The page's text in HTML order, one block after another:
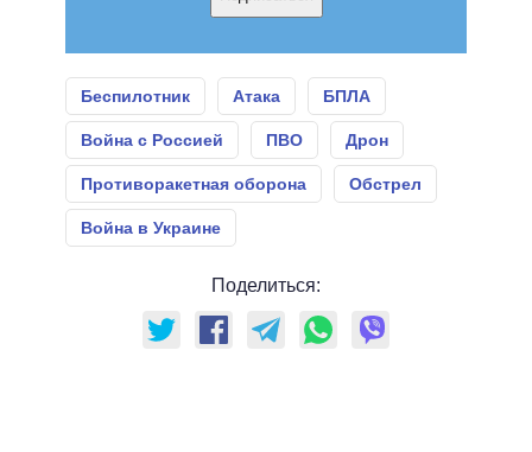
Беспилотник Атака БПЛА
Война с Россией ПВО Дрон
Противоракетная оборона Обстрел
Война в Украине
Поделиться: